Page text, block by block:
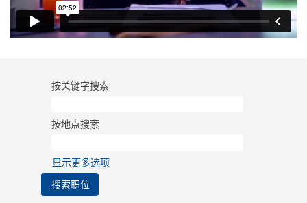
按关键字搜索
按地点搜索
显示更多选项